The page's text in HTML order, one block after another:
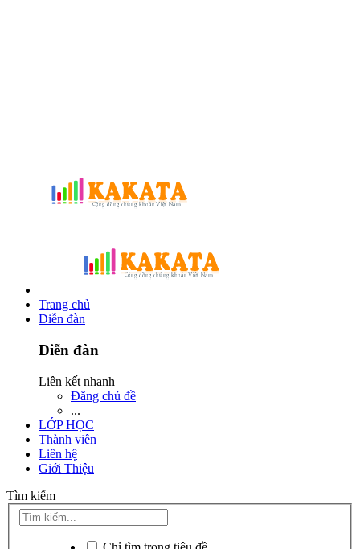
Trang chủ
Diễn đàn
Diễn đàn
Liên kết nhanh
Đăng chủ đề
...
LỚP HỌC
Thành viên
Liên hệ
Giới Thiệu
Tìm kiếm